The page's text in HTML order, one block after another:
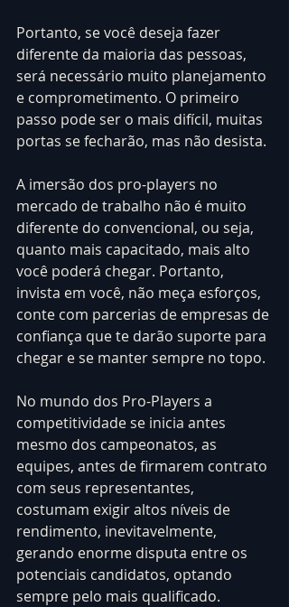
Portanto, se você deseja fazer
diferente da maioria das pessoas,
será necessário muito planejamento
e comprometimento. O primeiro
passo pode ser o mais difícil, muitas
portas se fecharão, mas não desista.
A imersão dos pro-players no
mercado de trabalho não é muito
diferente do convencional, ou seja,
quanto mais capacitado, mais alto
você poderá chegar. Portanto,
invista em você, não meça esforços,
conte com parcerias de empresas de
confiança que te darão suporte para
chegar e se manter sempre no topo.
No mundo dos Pro-Players a
competitividade se inicia antes
mesmo dos campeonatos, as
equipes, antes de firmarem contrato
com seus representantes,
costumam exigir altos níveis de
rendimento, inevitavelmente,
gerando enorme disputa entre os
potenciais candidatos, optando
sempre pelo mais qualificado.